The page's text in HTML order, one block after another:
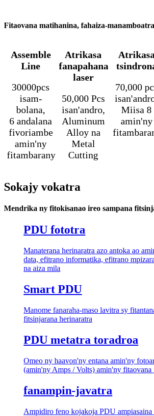
Fitaovana matihanina, fahaiza-
Assemble
Line
30000pcs
isam-
bolana,
6 andalana
fivoriambe
amin'ny
fitambarany
Atrikasa
fanapahana
laser
50,000 Pcs
isan'andro,
Aluminum
Alloy na
Metal
Cutting
Atrikasa
70,000
Miisa 8
amin'ny
Sokajy vokatra
Mendrika ny fitokisanao ireo sampana
PDU fototra
Manaterana herinaratra azo antoka ao
data, efitrano informatika, efitrano
na aiza mila
Smart PDU
Manome fanaraha-maso lavitra sy
fitsinjarana herinaratra
PDU metatra toradroa
Omeo ny haavon'ny entana amin'ny
(amin'ny Amps / Volts) amin'ny fitaovana
fanampin-javatra
Ampidiro feno kojakoja PDU